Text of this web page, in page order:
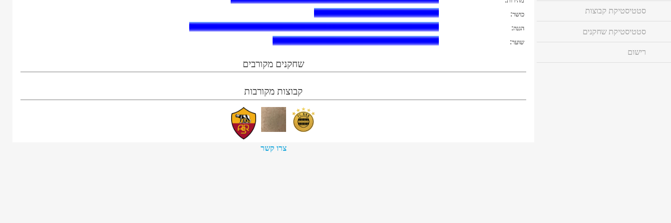
כושר:
הגנה:
שוער:
שחקנים מקורבים
קבוצות מקורבות
צרו קשר
סטטיסטיקת קבוצות
סטטיסטיקת שחקנים
רישום